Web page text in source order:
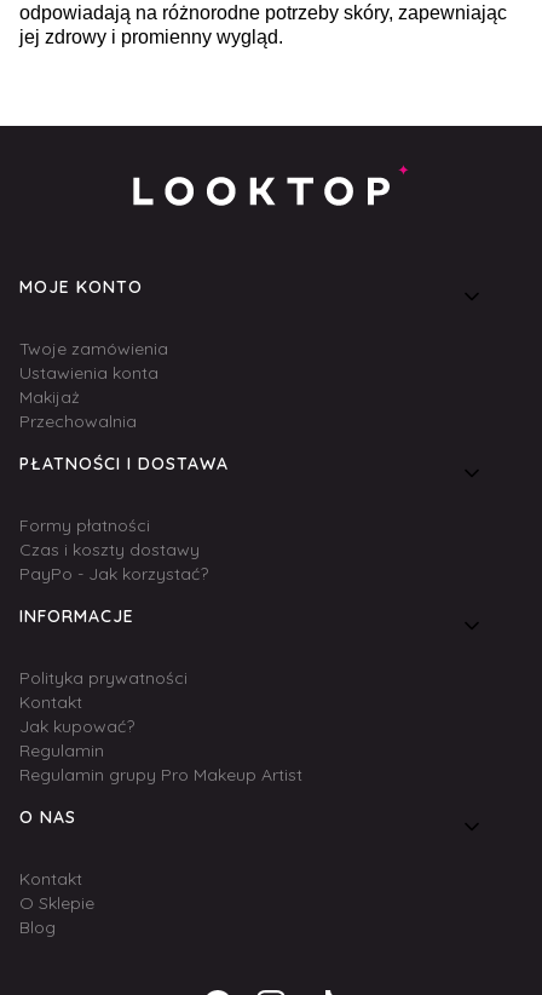
odpowiadają na różnorodne potrzeby skóry, zapewniając
jej zdrowy i promienny wygląd.
Linki w stopce
MOJE KONTO
Twoje zamówienia
Ustawienia konta
Makijaż
Przechowalnia
PŁATNOŚCI I DOSTAWA
Formy płatności
Czas i koszty dostawy
PayPo - Jak korzystać?
INFORMACJE
Polityka prywatności
Kontakt
Jak kupować?
Regulamin
Regulamin grupy Pro Makeup Artist
O NAS
Kontakt
O Sklepie
Blog